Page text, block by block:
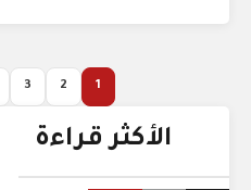
1
2
3
الأكثر قراءة